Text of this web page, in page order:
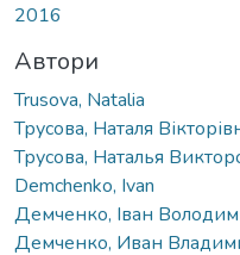
2016
Автори
Trusova, Natalia
Трусова, Наталя
Трусова, Наталья
Demchenko, Ivan
Демченко, Іван
Демченко, Иван